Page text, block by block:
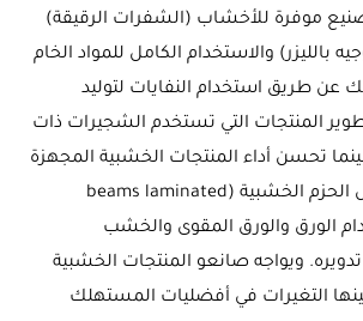
موفرة للأخشاب (الشفرات الرقيقة)
بالليزر) والاستخدام الكامل للمواد الخام
عن طريق استخدام النفايات لتوليد
المنتجات التي تستخدم الشجيرات ذات
تحسن أداء المنتجات الخشبية المجهزة
(engineered ،( مثل الحزم الخشبية (beams laminated
الورق والورق المقوى والخشب
ويواجه صانعو المنتجات الخشبية
التغيرات في أفضليات المستهلك